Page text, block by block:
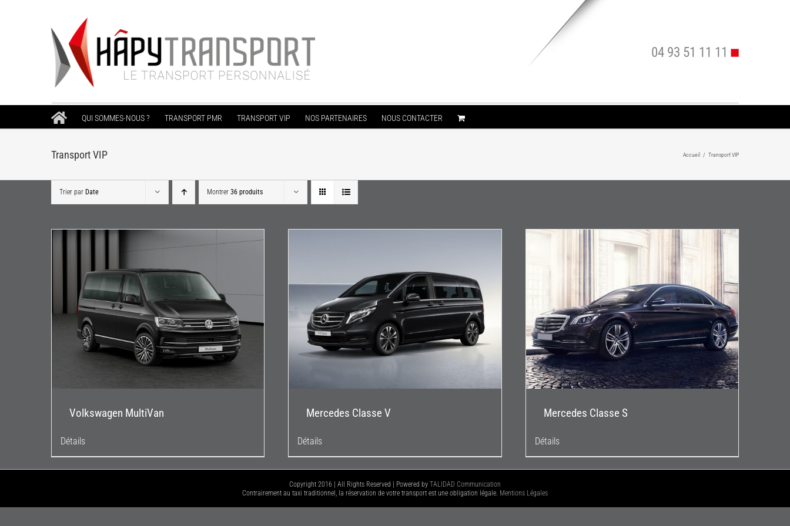
04 93 51 11 11
QUI SOMMES-NOUS ? TRANSPORT PMR TRANSPORT VIP NOS PARTENAIRES NOUS CONTACTER
Transport VIP Accueil / Transport VIP
Trier par Date Montrer 36 produits
Volkswagen MultiVan
Détails
Mercedes Classe V
Détails
Mercedes Classe S
Détails
Copyright 2016 | All Rights Reserved | Powered by TALIDAD Communication
Contrairement au taxi traditionnel, la réservation de votre transport est une obligation légale. Mentions Légales